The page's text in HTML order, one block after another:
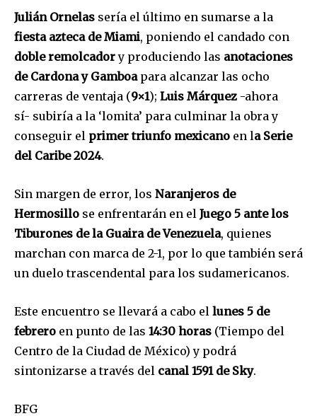
Para suscribirte, solo escribe tu dirección de correo eletrónico
y da click en el botón de "suscribir". No te preocupes,
respetamos tu privacidad y no enviaremos correo basura a tu
INBOX. Tu información está segura con nosotros.
Acepto laPolítica de Privacidad.
32,111
Seguidores
32,214
Seguidores
11,243
Seguidores
Julián Ornelas sería el último en sumarse a la
fiesta azteca de Miami, poniendo el candado con
doble remolcadory produciendo las anotaciones
de Cardona y Gamboapara alcanzar las ocho
carreras de ventaja (9×1); Luis Márquez -ahora
sí- subiría a la ‘lomita’ para culminar la obra y
conseguir el primer triunfo mexicano en la Serie
del Caribe 2024.
Sin margen de error, los Naranjeros de
Hermosillo se enfrentarán en el Juego 5 ante los
Tiburones de la Guaira de Venezuela, quienes
marchan con marca de 2-1, por lo que también será
un duelo trascendental para los sudamericanos.
Este encuentro se llevará a cabo el lunes 5 de
febrero en punto de las 14:30 horas (Tiempo del
Centro de la Ciudad de México) y podrá
sintonizarse a través del canal 1591 de Sky.
BFG